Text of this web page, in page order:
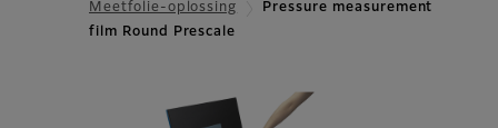
Meetfolie-oplossing
Pressure measurement
film Round Prescale